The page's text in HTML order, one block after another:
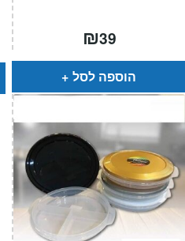
₪39
הוספה לסל